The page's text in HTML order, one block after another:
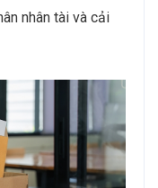
nhân tài và cải